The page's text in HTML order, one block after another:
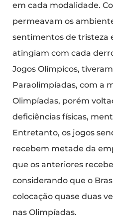
em cada modalidade.
permeavam os
sentimentos de tristeza
atingiam com cada
Jogos Olímpicos,
Paraolimpíadas, com a
Olimpíadas, porém
deficiências físicas,
Entretanto, os jogos
recebem metade da
que os anteriores
considerando que o
colocação quase duas
nas Olimpíadas.